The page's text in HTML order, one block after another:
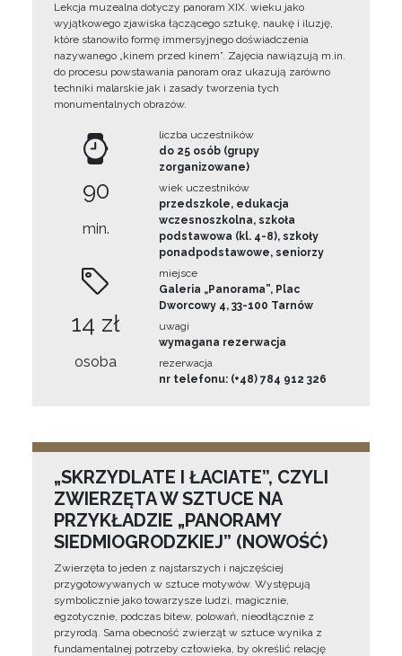
Lekcja muzealna dotyczy panoram XIX. wieku jako
wyjątkowego zjawiska łączącego sztukę, naukę i iluzję,
które stanowiło formę immersyjnego doświadczenia
nazywanego „kinem przed kinem”. Zajęcia nawiązują m.in.
do procesu powstawania panoram oraz ukazują zarówno
techniki malarskie jak i zasady tworzenia tych
monumentalnych obrazów.
90
min.
14 zł
osoba
liczba uczestników
do 25 osób (grupy
zorganizowane)
wiek uczestników
przedszkole, edukacja
wczesnoszkolna, szkoła
podstawowa (kl. 4-8), szkoły
ponadpodstawowe, seniorzy
miejsce
Galeria „Panorama”, Plac
Dworcowy 4, 33-100 Tarnów
uwagi
wymagana rezerwacja
rezerwacja
nr telefonu: (+48) 784 912 326
„SKRZYDLATE I ŁACIATE”, CZYLI
ZWIERZĘTA W SZTUCE NA
PRZYKŁADZIE „PANORAMY
SIEDMIOGRODZKIEJ” (NOWOŚĆ)
Zwierzęta to jeden z najstarszych i najczęściej
przygotowywanych w sztuce motywów. Występują
symbolicznie jako towarzysze ludzi, magicznie,
egzotycznie, podczas bitew, polowań, nieodłącznie z
przyrodą. Sama obecność zwierząt w sztuce wynika z
fundamentalnej potrzeby człowieka, by określić relację